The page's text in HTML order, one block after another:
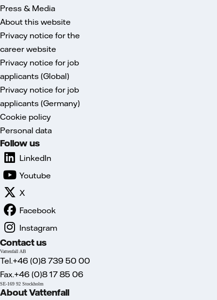
Press & Media
About this website
Privacy notice for the
career website
Privacy notice for job
applicants (Global)
Privacy notice for job
applicants (Germany)
Cookie policy
Personal data
Follow us
LinkedIn
Youtube
X
Facebook
Instagram
Contact us
Vattenfall AB
Tel.+46 (0)8 739 50 00
Fax.+46 (0)8 17 85 06
SE-169 92 Stockholm
About Vattenfall